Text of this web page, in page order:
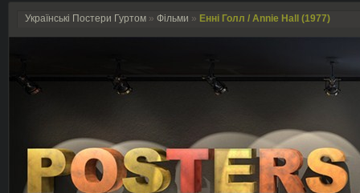
Українські Постери Гуртом » Фільми » Енні Голл / Annie Hall (1977)